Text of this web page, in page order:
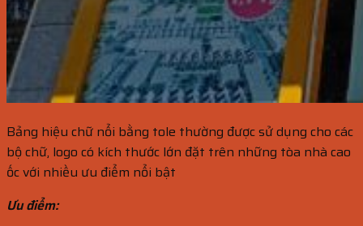
Bảng hiệu chữ nổi bằng tole thường được sử dụng cho các
bộ chữ, logo có kích thước lớn đặt trên những tòa nhà cao
ốc với nhiều ưu điểm nổi bật
Ưu điểm: